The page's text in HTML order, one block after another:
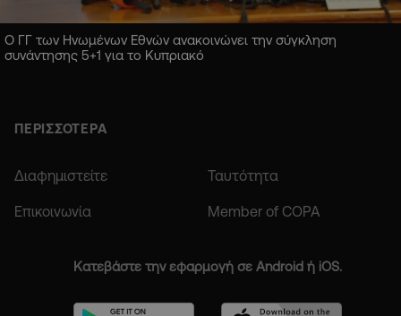
Ο ΓΓ των Ηνωμένων Εθνών ανακοινώνει την σύγκληση
συνάντησης 5+1 για το Κυπριακό
ΠΕΡΙΣΣΟΤΕΡΑ
Διαφημιστείτε Ταυτότητα
Επικοινωνία Member of COPA
Κατεβάστε την εφαρμογή σε Android ή iOS.